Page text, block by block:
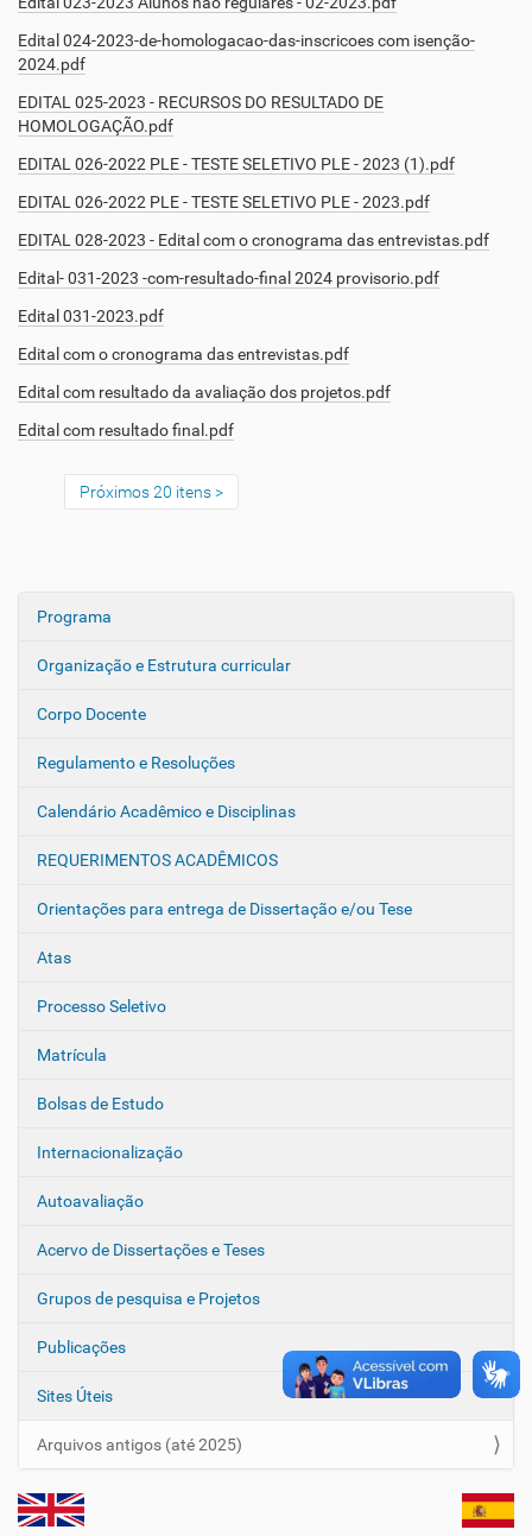
N
e
a
ç
o
Programa
Organização e Estrutura curricular
Corpo Docente
Regulamento e Resoluções
Calendário Acadêmico e Disciplinas
REQUERIMENTOS ACADÊMICOS
Orientações para entrega de Dissertação e/ou Tese
Atas
Processo Seletivo
Matrícula
Bolsas de Estudo
Internacionalização
Autoavaliação
Acervo de Dissertações e Teses
Grupos de pesquisa e Projetos
Publicações
Sites Úteis
Arquivos antigos (até 2025)
Edital 024-2023-de-homologacao-das-inscricoes com isenção-
2024.pdf
EDITAL 025-2023 - RECURSOS DO RESULTADO DE
HOMOLOGAÇÃO.pdf
EDITAL 026-2022 PLE - TESTE SELETIVO PLE - 2023 (1).pdf
EDITAL 026-2022 PLE - TESTE SELETIVO PLE - 2023.pdf
EDITAL 028-2023 - Edital com o cronograma das entrevistas.pdf
Edital- 031-2023 -com-resultado-final 2024 provisorio.pdf
Edital 031-2023.pdf
Edital com o cronograma das entrevistas.pdf
Edital com resultado da avaliação dos projetos.pdf
Edital com resultado final.pdf
Próximos 20 itens